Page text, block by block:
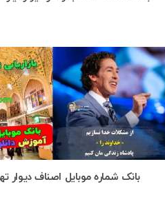
بانک شماره موبایل اصناف دیوار